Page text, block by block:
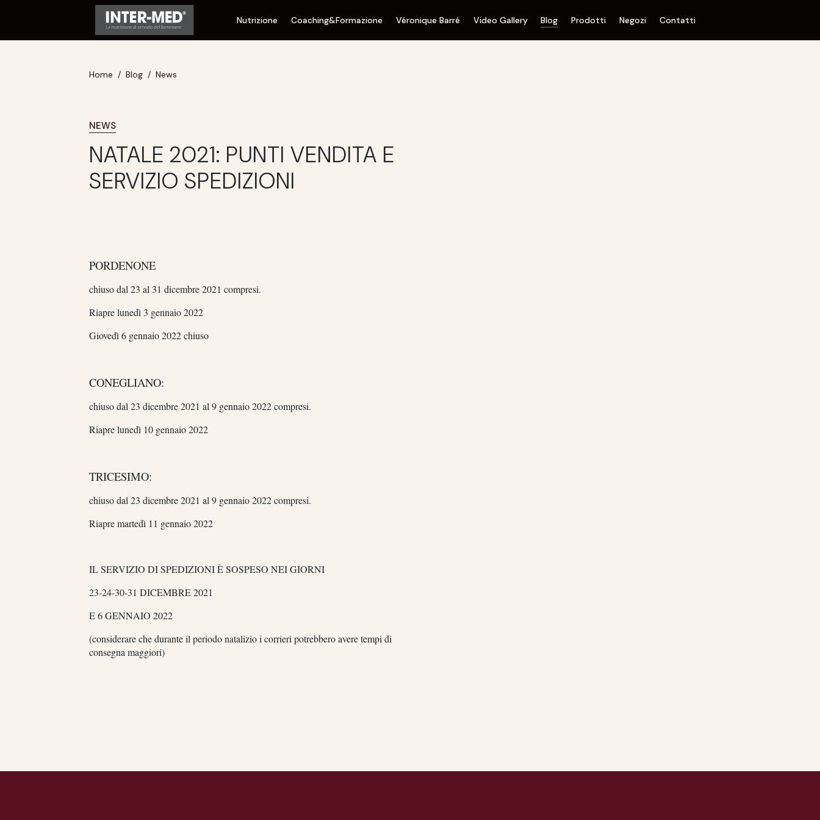
Nutrizione Coaching&Formazione Véronique Barré Video Gallery Blog Prodotti Negozi Contatti
Home Blog News
NEWS
NATALE 2021: PUNTI VENDITA E
SERVIZIO SPEDIZIONI
PORDENONE
chiuso dal 23 al 31 dicembre 2021 compresi.
Riapre lunedì 3 gennaio 2022
Giovedì 6 gennaio 2022 chiuso
CONEGLIANO:
chiuso dal 23 dicembre 2021 al 9 gennaio 2022 compresi.
Riapre lunedì 10 gennaio 2022
TRICESIMO:
chiuso dal 23 dicembre 2021 al 9 gennaio 2022 compresi.
Riapre martedì 11 gennaio 2022
IL SERVIZIO DI SPEDIZIONI È SOSPESONEI GIORNI
23-24-30-31 DICEMBRE 2021
E 6 GENNAIO 2022
(considerare che durante il periodo natalizio i corrieri potrebbero avere tempi di
consegna maggiori)